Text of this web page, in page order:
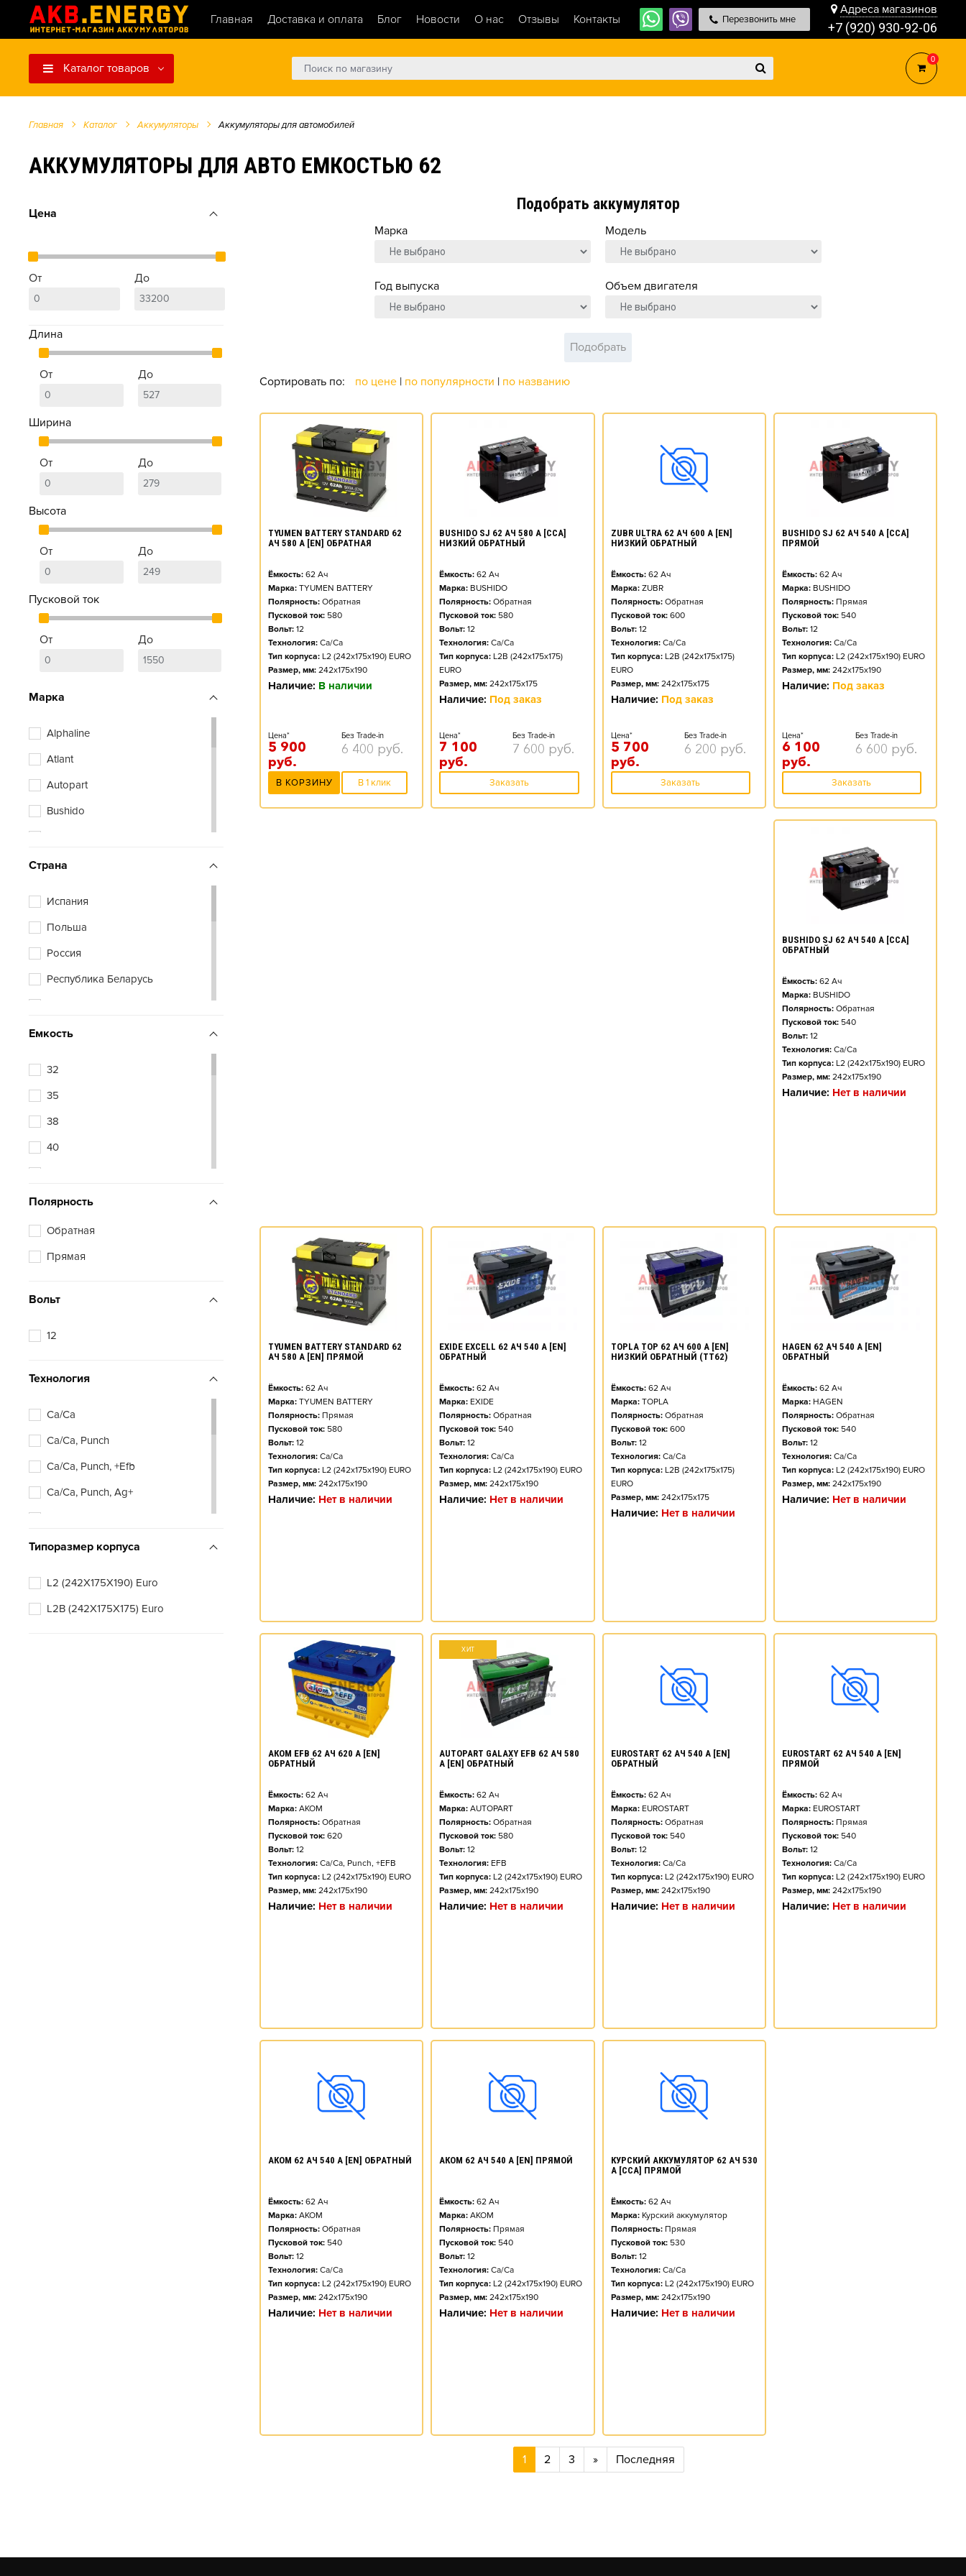
Главная Доставка и оплата Блог Новости О нас Отзывы Контакты Перезвонить мне
Адреса магазинов
+7 (920) 930-92-06
Каталог товаров
0
Главная Каталог Аккумуляторы Аккумуляторы для автомобилей
АККУМУЛЯТОРЫ ДЛЯ АВТО ЕМКОСТЬЮ 62
Цена
От До
Длина
От До
Ширина
От До
Высота
От До
Пусковой ток
От До
Марка
Alphaline
Atlant
Autopart
Bushido
Eurostart
Topla
Tyumen Battery
Zubr
Аком
Подольск
Страна
Испания
Польша
Россия
Республика Беларусь
Турция
Емкость
32
35
38
40
44
45
48
52
55
64
65
Полярность
Обратная
Прямая
Вольт
12
Технология
Ca/Ca
Ca/Ca, Punch
Ca/Ca, Punch, +Efb
Ca/Ca, Punch, Ag+
Типоразмер корпуса
L2 (242X175X190) Euro
L2B (242X175X175) Euro
Подобрать аккумулятор
Марка Модель
Год выпуска Объем двигателя
Подобрать
Сортировать по: по цене | по популярности | по названию
TYUMEN BATTERY STANDARD 62
АЧ 580 А [EN] ОБРАТНАЯ
Ёмкость: 62 Ач
Марка: TYUMEN BATTERY
Полярность: Обратная
Пусковой ток: 580
Вольт: 12
Технология: Ca/Ca
Тип корпуса: L2 (242x175x190) EURO
Размер, мм: 242x175x190
Наличие: В наличии
Цена*
5 900
руб.
Без Trade-in
6 400 руб.
В КОРЗИНУ В 1 клик
BUSHIDO SJ 62 АЧ 580 А [CCA]
НИЗКИЙ ОБРАТНЫЙ
Ёмкость: 62 Ач
Марка: BUSHIDO
Полярность: Обратная
Пусковой ток: 580
Вольт: 12
Технология: Ca/Ca
Тип корпуса: L2B (242x175x175)
EURO
Размер, мм: 242x175x175
Наличие: Под заказ
Цена*
7 100
руб.
Без Trade-in
7 600 руб.
Заказать
ZUBR ULTRA 62 АЧ 600 А [EN]
НИЗКИЙ ОБРАТНЫЙ
Ёмкость: 62Ач
Марка: ZUBR
Полярность: Обратная
Пусковой ток: 600
Вольт: 12
Технология: Ca/Ca
Тип корпуса: L2B (242x175x175)
EURO
Размер, мм: 242x175x175
Наличие: Под заказ
Цена*
5 700
руб.
Без Trade-in
6 200 руб.
Заказать
BUSHIDO SJ 62 АЧ 540 А [CCA]
ПРЯМОЙ
Ёмкость: 62Ач
Марка: BUSHIDO
Полярность: Прямая
Пусковой ток: 540
Вольт: 12
Технология: Ca/Ca
Тип корпуса: L2 (242x175x190) EURO
Размер, мм: 242x175x190
Наличие: Под заказ
Цена*
6 100
руб.
Без Trade-in
6 600 руб.
Заказать
BUSHIDO SJ 62 АЧ 540 А [CCA]
ОБРАТНЫЙ
Ёмкость: 62Ач
Марка: BUSHIDO
Полярность: Обратная
Пусковой ток: 540
Вольт: 12
Технология: Ca/Ca
Тип корпуса: L2 (242x175x190) EURO
Размер, мм: 242x175x190
Наличие: Нет в наличии
TYUMEN BATTERY STANDARD 62
АЧ 580 А [EN] ПРЯМОЙ
Ёмкость: 62 Ач
Марка: TYUMEN BATTERY
Полярность: Прямая
Пусковой ток: 580
Вольт: 12
Технология: Ca/Ca
Тип корпуса: L2 (242x175x190) EURO
Размер, мм: 242x175x190
Наличие: Нет в наличии
EXIDE EXCELL 62 АЧ 540 А [EN]
ОБРАТНЫЙ
Ёмкость: 62 Ач
Марка: EXIDE
Полярность: Обратная
Пусковой ток: 540
Вольт: 12
Технология: Ca/Ca
Тип корпуса: L2 (242x175x190) EURO
Размер, мм: 242x175x190
Наличие: Нет в наличии
TOPLA TOP 62 АЧ 600 А [EN]
НИЗКИЙ ОБРАТНЫЙ (TT62)
Ёмкость: 62Ач
Марка: TOPLA
Полярность: Обратная
Пусковой ток: 600
Вольт: 12
Технология: Ca/Ca
Тип корпуса: L2B (242x175x175)
EURO
Размер, мм: 242x175x175
Наличие: Нет в наличии
HAGEN 62 АЧ 540 А [EN]
ОБРАТНЫЙ
Ёмкость: 62Ач
Марка: HAGEN
Полярность: Обратная
Пусковой ток: 540
Вольт: 12
Технология: Ca/Ca
Тип корпуса: L2 (242x175x190) EURO
Размер, мм: 242x175x190
Наличие: Нет в наличии
АКОМ EFB 62 АЧ 620 А [EN]
ОБРАТНЫЙ
Ёмкость: 62 Ач
Марка: АКОМ
Полярность: Обратная
Пусковой ток: 620
Вольт: 12
Технология: Ca/Ca, Punch, +EFB
Тип корпуса: L2 (242x175x190) EURO
Размер, мм: 242x175x190
Наличие: Нет в наличии
ХИТ
AUTOPART GALAXY EFB 62 АЧ 580
А [EN] ОБРАТНЫЙ
Ёмкость: 62 Ач
Марка: AUTOPART
Полярность: Обратная
Пусковой ток: 580
Вольт: 12
Технология: EFB
Тип корпуса: L2 (242x175x190) EURO
Размер, мм: 242x175x190
Наличие: Нет в наличии
EUROSTART 62 АЧ 540 А [EN]
ОБРАТНЫЙ
Ёмкость: 62Ач
Марка: EUROSTART
Полярность: Обратная
Пусковой ток: 540
Вольт: 12
Технология: Ca/Ca
Тип корпуса: L2 (242x175x190) EURO
Размер, мм: 242x175x190
Наличие: Нет в наличии
EUROSTART 62 АЧ 540 А [EN]
ПРЯМОЙ
Ёмкость: 62Ач
Марка: EUROSTART
Полярность: Прямая
Пусковой ток: 540
Вольт: 12
Технология: Ca/Ca
Тип корпуса: L2 (242x175x190) EURO
Размер, мм: 242x175x190
Наличие: Нет в наличии
АКОМ 62 АЧ 540 А [EN] ОБРАТНЫЙ
Ёмкость: 62 Ач
Марка: АКОМ
Полярность: Обратная
Пусковой ток: 540
Вольт: 12
Технология: Ca/Ca
Тип корпуса: L2 (242x175x190) EURO
Размер, мм: 242x175x190
Наличие: Нет в наличии
АКОМ 62 АЧ 540 А [EN] ПРЯМОЙ
Ёмкость: 62 Ач
Марка: АКОМ
Полярность: Прямая
Пусковой ток: 540
Вольт: 12
Технология: Ca/Ca
Тип корпуса: L2 (242x175x190) EURO
Размер, мм: 242x175x190
Наличие: Нет в наличии
КУРСКИЙ АККУМУЛЯТОР 62 АЧ 530
А [CCA] ПРЯМОЙ
Ёмкость: 62Ач
Марка: Курский аккумулятор
Полярность: Прямая
Пусковой ток: 530
Вольт: 12
Технология: Ca/Ca
Тип корпуса: L2 (242x175x190) EURO
Размер, мм: 242x175x190
Наличие: Нет в наличии
1 2 3 » Последняя